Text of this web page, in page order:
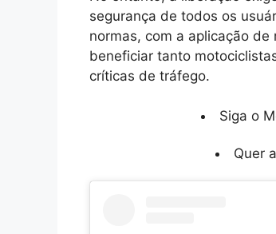
segurança de todos os
normas, com a aplicação
beneficiar tanto
críticas de tráfego.
Siga o
Quer